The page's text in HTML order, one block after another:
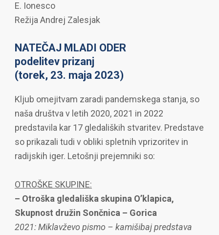
E. Ionesco
Režija Andrej Zalesjak
NATEČAJ MLADI ODER
podelitev prizanj
(torek, 23. maja 2023)
Kljub omejitvam zaradi pandemskega stanja, so
naša društva v letih 2020, 2021 in 2022
predstavila kar 17 gledaliških stvaritev. Predstave
so prikazali tudi v obliki spletnih vprizoritev in
radijskih iger. Letošnji prejemniki so:
OTROŠKE SKUPINE:
– Otroška gledališka skupina O’klapica,
Skupnost družin Sončnica – Gorica
2021:Miklavževo pismo – kamišibaj predstava